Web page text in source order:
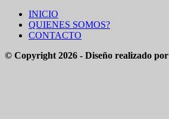
INICIO
QUIENES SOMOS?
CONTACTO
© Copyright 2026 - Diseño realizado por